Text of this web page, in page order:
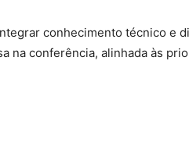
conhecimento técnico e
na conferência, alinhada às